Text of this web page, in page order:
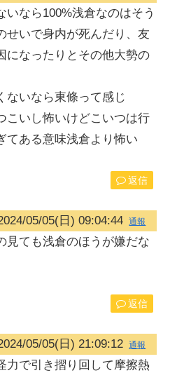
いなら100%浅倉なのはそう
せいで身内が死んだり、友
になったりとその他大勢の
ないなら東條って感じ
こいし怖いけどこいつは行
てある意味浅倉より怖い
返信
05/05(日) 09:04:44 通報
見ても浅倉のほうが嫌だな
返信
05/05(日) 21:09:12 通報
力で引き摺り回して摩擦熱